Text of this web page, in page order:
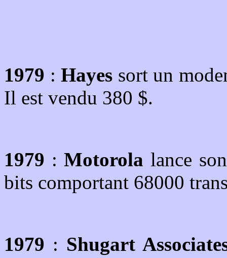
1979 :Hayes sort un
Il est vendu 380 $.
1979 :Motorola lance
bits comportant 68000
1979 : Shugart